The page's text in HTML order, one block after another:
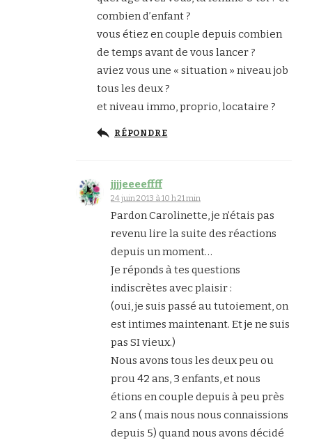
combien d’enfant ?
vous étiez en couple depuis combien
de temps avant de vous lancer ?
aviez vous une « situation » niveau job
tous les deux ?
et niveau immo, proprio, locataire ?
RÉPONDRE
jjjjeeeeffff
24 juin 2013 à 10 h 21 min
Pardon Carolinette, je n’étais pas
revenu lire la suite des réactions
depuis un moment…
Je réponds à tes questions
indiscrètes avec plaisir :
(oui, je suis passé au tutoiement, on
est intimes maintenant. Et je ne suis
pas SI vieux.)
Nous avons tous les deux peu ou
prou 42 ans, 3 enfants, et nous
étions en couple depuis à peu près
2 ans ( mais nous nous connaissions
depuis 5) quand nous avons décidé